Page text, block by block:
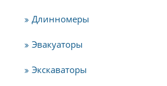
Длинномеры
Эвакуаторы
Экскаваторы